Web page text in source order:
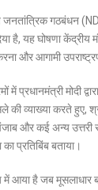
जनतांत्रिक गठबंधन
है, यह घोषणा केंद्रीय
और आगामी
में प्रधानमंत्री मोदी
व्याख्या करते हुए,
और कई अन्य उत्तरी
का प्रतिबिंब बताया।
में आया है जब मूसलाधार